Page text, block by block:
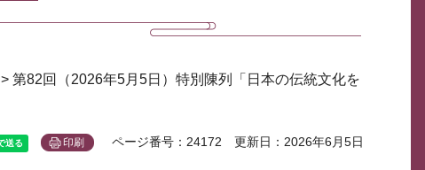
> 第82回（2026年5月5日）特別陳列「日本の伝統文化を
印刷 ページ番号：24172 更新日：2026年6月5日